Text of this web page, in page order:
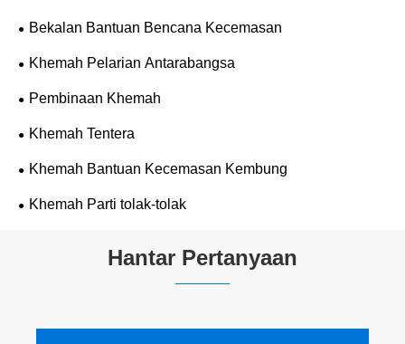
Bekalan Bantuan Bencana Kecemasan
Khemah Pelarian Antarabangsa
Pembinaan Khemah
Khemah Tentera
Khemah Bantuan Kecemasan Kembung
Khemah Parti tolak-tolak
Hantar Pertanyaan